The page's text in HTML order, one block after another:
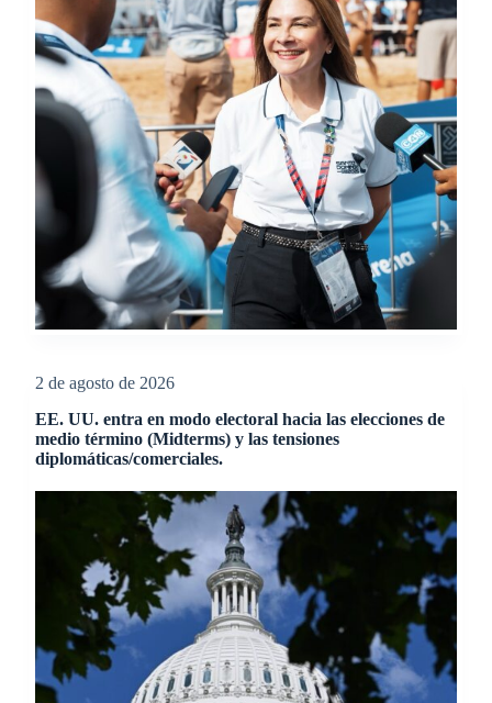
2 de agosto de 2026
EE. UU. entra en modo electoral hacia las elecciones de
medio término (Midterms) y las tensiones
diplomáticas/comerciales.